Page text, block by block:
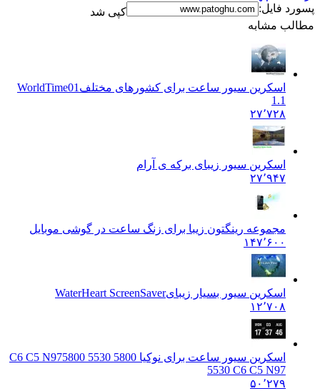
پسورد فایل:
کپی شد
مطالب مشابه
اسکرین سیور ساعت برای کشورهای مختلف WorldTime01
1.1
۲۷٬۷۲۸
اسکرین سیور زیبای برکه ی آرام
۲۷٬۹۴۷
مجموعه رینگتون زیبا برای زنگ ساعت در گوشی موبایل
۱۴۷٬۶۰۰
اسکرین سیور بسیار زیبایWaterHeart ScreenSaver
۱۲٬۷۰۸
اسکرین سیور ساعت برای نوکیا 5800 5530 C6 C5 N97
5800
5530 C6 C5 N97
۵۰٬۲۷۹